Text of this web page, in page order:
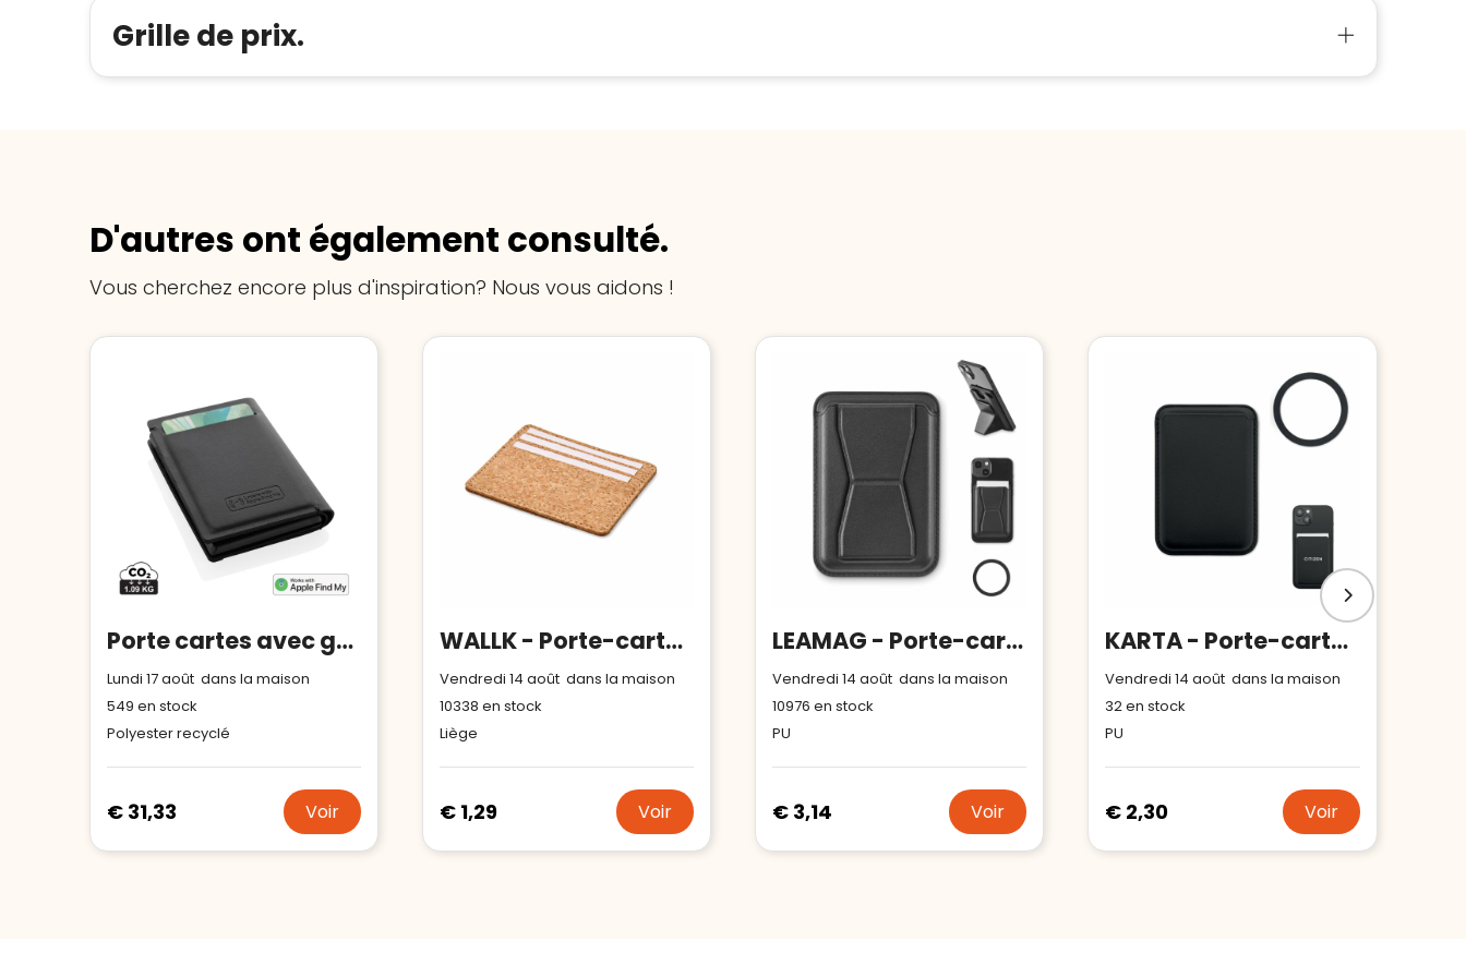
Grille de prix.
D'autres ont également consulté.
Vous cherchez encore plus d'inspiration? Nous vous aidons !
Porte cartes avec géolocalisation en polyester RCS Seekcard
Lundi 17 août dans la maison
549 en stock
Polyester recyclé
€ 31,33 Voir
WALLK - Porte-cartes en liège et RFID
Vendredi 14 août dans la maison
10338 en stock
Liège
€ 1,29 Voir
LEAMAG - Porte-cartes magnétique
Vendredi 14 août dans la maison
10976 en stock
PU
€ 3,14 Voir
KARTA - Porte-cartes magnétique
Vendredi 14 août dans la maison
32en stock
PU
€ 2,30 Voir